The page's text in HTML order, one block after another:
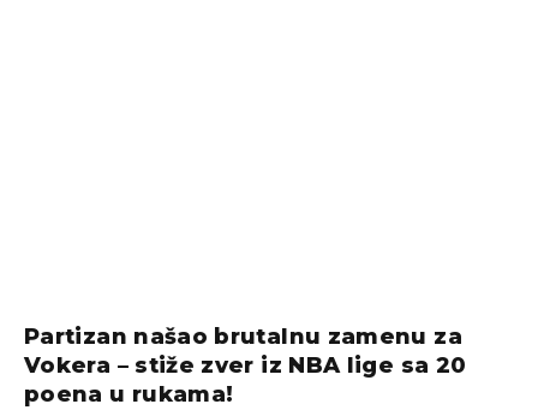
Partizan našao brutalnu zamenu za
Vokera – stiže zver iz NBA lige sa 20
poena u rukama!